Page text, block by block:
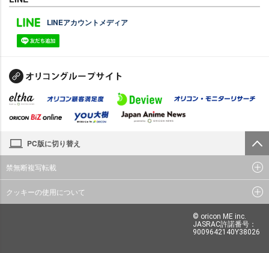
LINEアカウントメディア
PC版に切り替え
禁無断複写転載
クッキーの使用について
© oricon ME inc.
JASRAC許諾番号：
9009642140Y38026